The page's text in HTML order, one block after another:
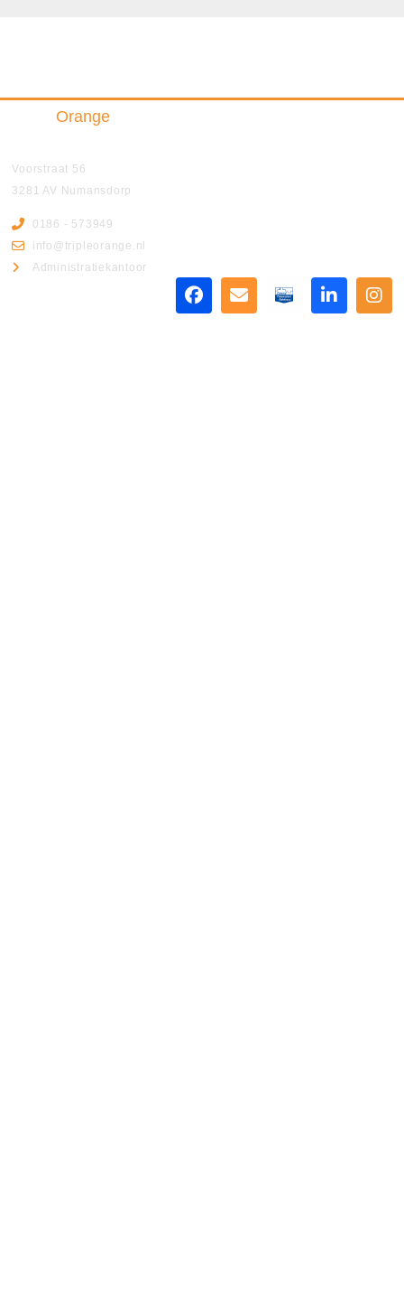
Orange
Voorstraat 56
3281 AV Numansdorp
0186 - 573949
info@tripleorange.nl
Administratiekantoor